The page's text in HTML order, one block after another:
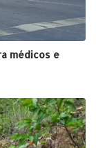
médicos e